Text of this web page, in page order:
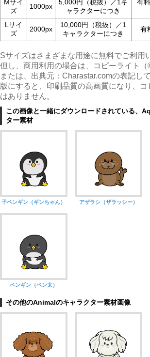
Mサイ
ズ
1000px
5,000円（税抜）／1キ
ャラクターにつき
有
Lサイ
ズ
2000px
10,000円（税抜）／1
キャラクターにつき
有
Sサイズはさまざまな用途に無料でご利用
但し、商用利用の場合は、コピーライト（
または、出典元：Charastar.comの表記し
版にすると、印刷品質の高画質になり、
はありません。
この画像と一緒にダウンロードされている、
ター素材
子ペンギン（ギンちゃん） アザラシ（ザラッシー）
ペンギン（ペン太）
その他のAnimalのキャラクター素材画像